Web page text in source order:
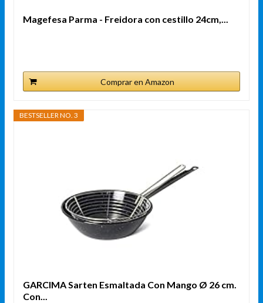
Magefesa Parma - Freidora con cestillo 24cm,...
Comprar en Amazon
BESTSELLER NO. 3
GARCIMA Sarten Esmaltada Con Mango Ø 26 cm.
Con...